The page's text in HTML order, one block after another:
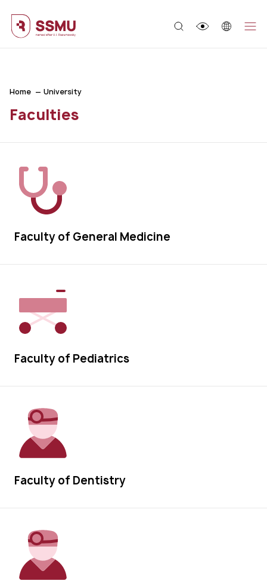
Home University
Faculties
Faculty of General Medicine
Faculty of Pediatrics
Faculty of Dentistry